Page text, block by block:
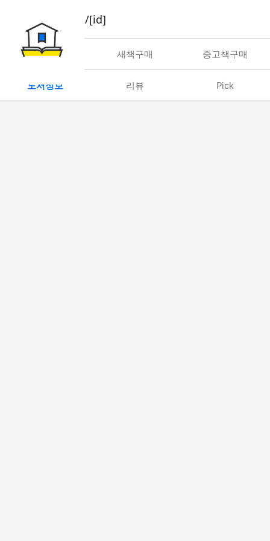
book/rent/[id]
대여 새책구매 중고책구매
도서정보 리뷰 Pick